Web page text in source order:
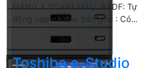
MẠNG + SCAN) MÀU RADF: Tự
động nạp và đảo bản gốc : Có...
Toshiba e-Studio